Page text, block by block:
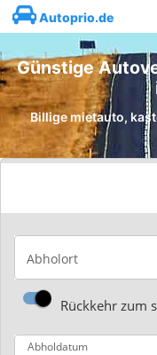
Autoprio.de
Günstige
Billige mietauto,
Abholort
Rückkehr zum
Abholdatum